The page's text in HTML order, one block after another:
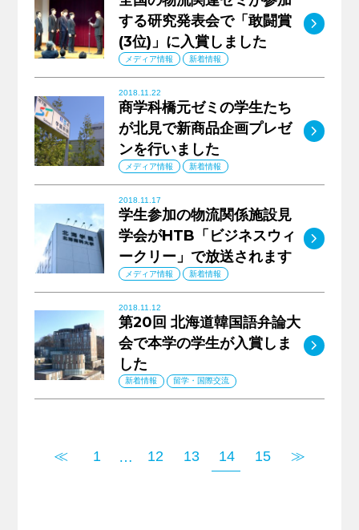
する研究発表会で「敢闘賞
(3位)」に入賞しました
メディア情報 新着情報
2018.11.22
商学科橋元ゼミの学生たち
が北見で新商品企画プレゼ
ンを行いました
メディア情報 新着情報
2018.11.17
学生参加の物流関係施設見
学会がHTB「ビジネスウィ
ークリー」で放送されます
メディア情報 新着情報
2018.11.12
第20回 北海道韓国語弁論大
会で本学の学生が入賞しま
した
新着情報 留学・国際交流
≪ 1 … 12 13 14 15 ≫